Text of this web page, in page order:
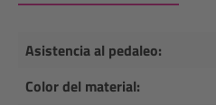
Asistencia al pedaleo:
Color del material: